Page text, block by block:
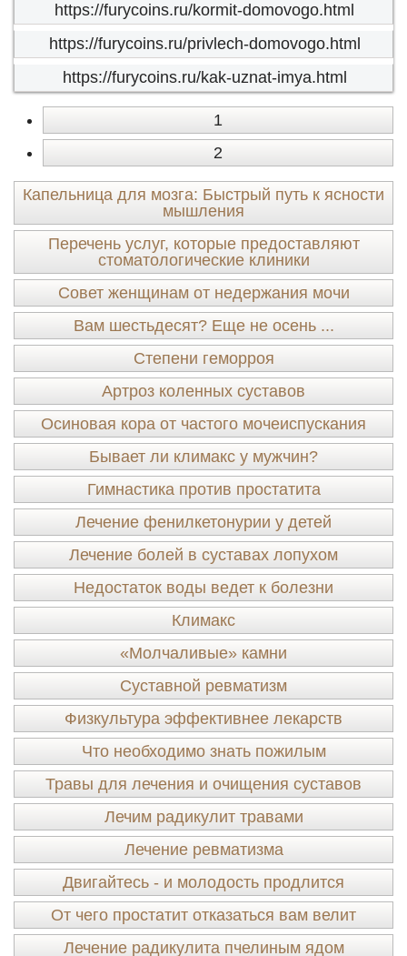
https://furycoins.ru/kormit-domovogo.html
https://furycoins.ru/privlech-domovogo.html
https://furycoins.ru/kak-uznat-imya.html
1
2
Капельница для мозга: Быстрый путь к ясности
мышления
Перечень услуг, которые предоставляют
стоматологические клиники
Совет женщинам от недержания мочи
Вам шестьдесят? Еще не осень ...
Степени геморроя
Артроз коленных суставов
Осиновая кора от частого мочеиспускания
Бывает ли климакс у мужчин?
Гимнастика против простатита
Лечение фенилкетонурии у детей
Лечение болей в суставах лопухом
Недостаток воды ведет к болезни
Климакс
«Молчаливые» камни
Суставной ревматизм
Физкультура эффективнее лекарств
Что необходимо знать пожилым
Травы для лечения и очищения суставов
Лечим радикулит травами
Лечение ревматизма
Двигайтесь - и молодость продлится
От чего простатит отказаться вам велит
Лечение радикулита пчелиным ядом